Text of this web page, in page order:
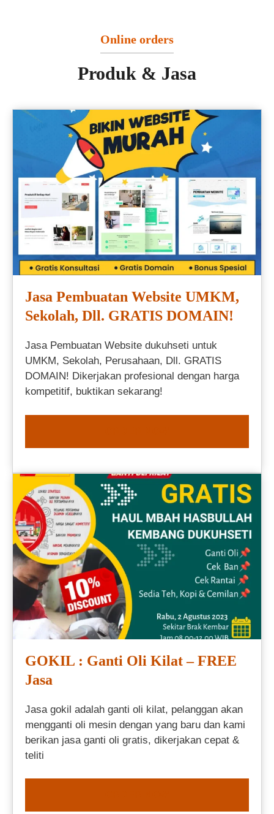
Online orders
Produk & Jasa
Jasa Pembuatan Website UMKM,
Sekolah, Dll. GRATIS DOMAIN!
Jasa Pembuatan Website dukuhseti untuk
UMKM, Sekolah, Perusahaan, Dll. GRATIS
DOMAIN! Dikerjakan profesional dengan harga
kompetitif, buktikan sekarang!
GOKIL : Ganti Oli Kilat – FREE
Jasa
Jasa gokil adalah ganti oli kilat, pelanggan akan
mengganti oli mesin dengan yang baru dan kami
berikan jasa ganti oli gratis, dikerjakan cepat &
teliti